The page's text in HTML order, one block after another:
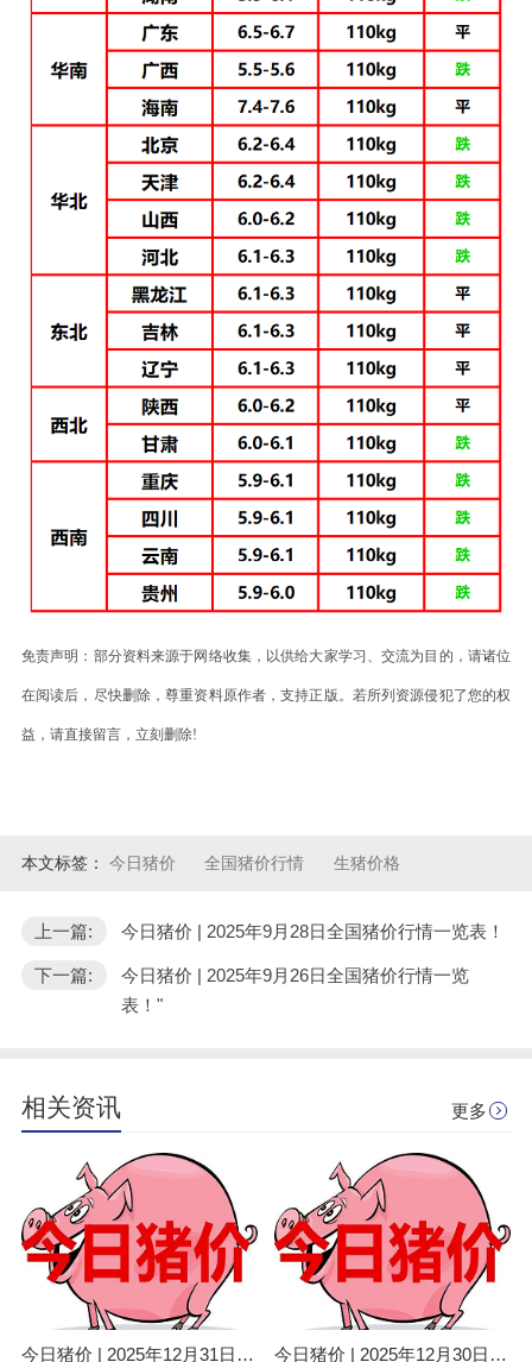
免责声明：部分资料来源于网络收集，以供给大家学习、交流为目的，请诸位
在阅读后，尽快删除，尊重资料原作者，支持正版。若所列资源侵犯了您的权
益，请直接留言，立刻删除!
本文标签： 今日猪价 全国猪价行情 生猪价格
上一篇: 今日猪价 | 2025年9月28日全国猪价行情一览表！
下一篇:
今日猪价 | 2025年9月26日全国猪价行情一览
表！"
相关资讯 更多
今日猪价 | 2025年12月31日全国猪价行情一览表！ 今日猪价 | 2025年12月30日全国猪价行情一览表！